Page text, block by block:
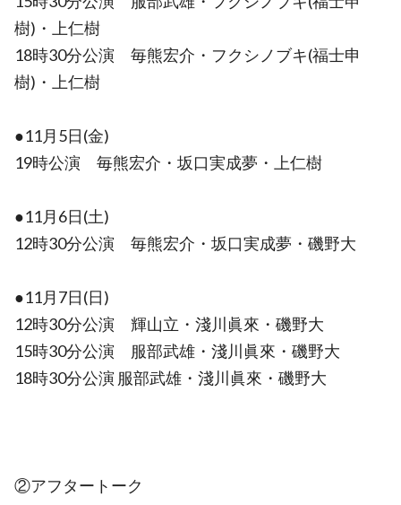
樹)・上仁樹
18時30分公演 毎熊宏介・フクシノブキ(福士申
樹)・上仁樹
●11月5日(金)
19時公演 毎熊宏介・坂口実成夢・上仁樹
●11月6日(土)
12時30分公演 毎熊宏介・坂口実成夢・磯野大
●11月7日(日)
12時30分公演 輝山立・淺川眞來・磯野大
15時30分公演 服部武雄・淺川眞來・磯野大
18時30分公演 服部武雄・淺川眞來・磯野大
②アフタートーク